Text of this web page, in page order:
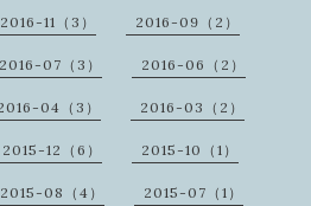
2016-11（3） 2016-09（2）
2016-07（3） 2016-06（2）
04（3） 2016-03（2）
2015-12（6） 2015-10（1）
2015-08（4） 2015-07（1）